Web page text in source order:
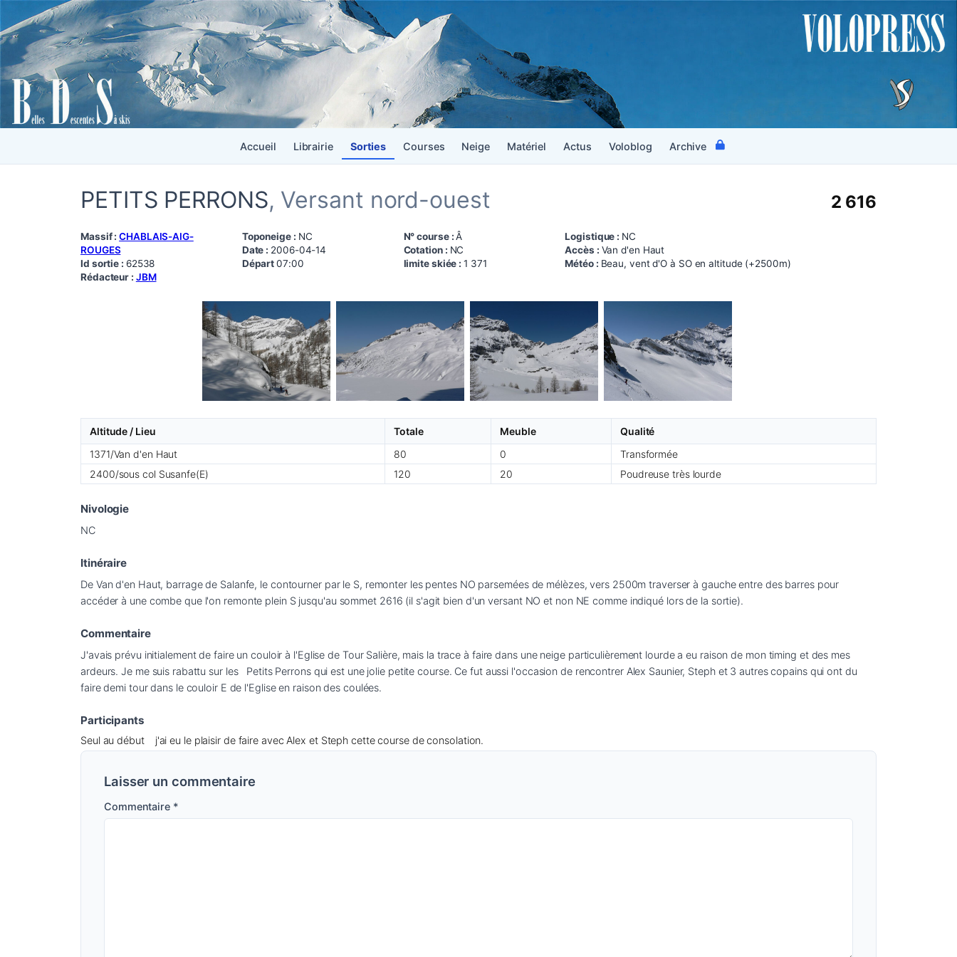
Accueil Librairie Sorties Courses Neige Matériel Actus Voloblog Archive
PETITS PERRONS, Versant nord-ouest 2 616
Massif :CHABLAIS-AIG-
ROUGES
Id sortie : 62538
Rédacteur : JBM
Toponeige : NC
Date : 2006-04-14
Départ07:00
N° course :Â
Cotation : NC
limite skiée :1 371
Logistique : NC
Accès : Van d'en Haut
Météo : Beau, vent d'O à SO en altitude (+2500m)
Altitude / Lieu Totale Meuble
Qualité
1371/Van d'en Haut
80 0
Transformée
2400/sous col Susanfe(E)
120 20 Poudreuse très lourde
Nivologie
NC
Itinéraire
De Van d'en Haut, barrage de Salanfe, le contourner par le S, remonter les pentes NO parsemées de mélèzes, vers 2500m traverser à gauche entre des barres pour
accéder à une combe que l'on remonte plein S jusqu'au sommet 2616 (il s'agit bien d'un versant NO et non NE comme indiqué lors de la sortie).
Commentaire
J'avais prévu initialement de faire un couloir à l'Eglise de Tour Salière, mais la trace à faire dans une neige particulièrement lourde a eu raison de mon timing et des mes
ardeurs. Je me suis rabattu sur les   Petits Perrons qui est une jolie petite course. Ce fut aussi l'occasion de rencontrer Alex Saunier, Steph et 3 autres copains qui ont du
faire demi tour dans le couloir E de l'Eglise en raison des coulées.
Participants
Seul au début j'ai eu le plaisir de faire avec Alex et Steph cette course de consolation.
Laisser un commentaire
Commentaire *